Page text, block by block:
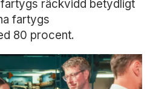
räckvidd betydligt
fartygs
80 procent.